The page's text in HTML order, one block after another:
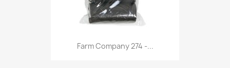
Anteprima
Farm Company 274 -...